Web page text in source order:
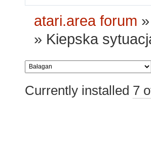
atari.area forum »
» Kiepska
Currently installed 7